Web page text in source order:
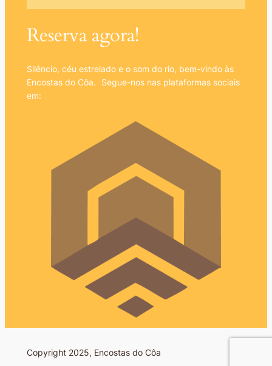
Reserva agora!
Silêncio, céu estrelado e o som do rio, bem-vindo às
Encostas do Côa. Segue-nos nas plataformas sociais
em:
Copyright 2025, Encostas do Côa